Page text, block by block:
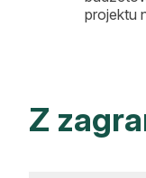
projektu
Z